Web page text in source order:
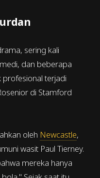
sering kali
dan beberapa
profesional terjadi
di Stamford
oleh Newcastle,
wasit Paul Tierney.
mereka hanya